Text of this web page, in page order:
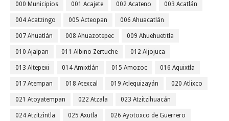
000 Municipios 001 Acajete 002 Acateno 003 Acatlán
004 Acatzingo 005 Acteopan 006 Ahuacatlán
007 Ahuatlán 008 Ahuazotepec 009 Ahuehuetitla
010 Ajalpan 011 Albino Zertuche 012 Aljojuca
013 Altepexi 014 Amixtlán 015 Amozoc 016 Aquixtla
017 Atempan 018 Atexcal 019 Atlequizayán 020 Atlixco
021 Atoyatempan 022 Atzala 023 Atzitzihuacán
024 Atzitzintla 025 Axutla 026 Ayotoxco de Guerrero